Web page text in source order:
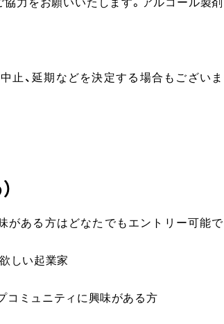
止、延期などを決定する場合もございま
がある方はどなたでもエントリー可能で
しい起業家
コミュニティに興味がある方